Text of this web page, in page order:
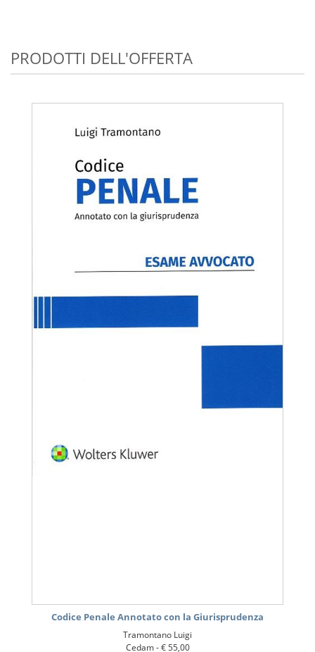
PRODOTTI DELL'OFFERTA
Codice Penale Annotato con la Giurisprudenza
Tramontano Luigi
Cedam -€ 55,00